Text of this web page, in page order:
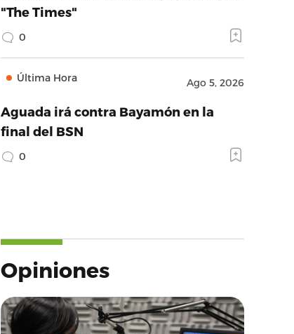
"The Times"
0
Última Hora Ago 5, 2026
Aguada irá contra Bayamón en la
final del BSN
0
Opiniones